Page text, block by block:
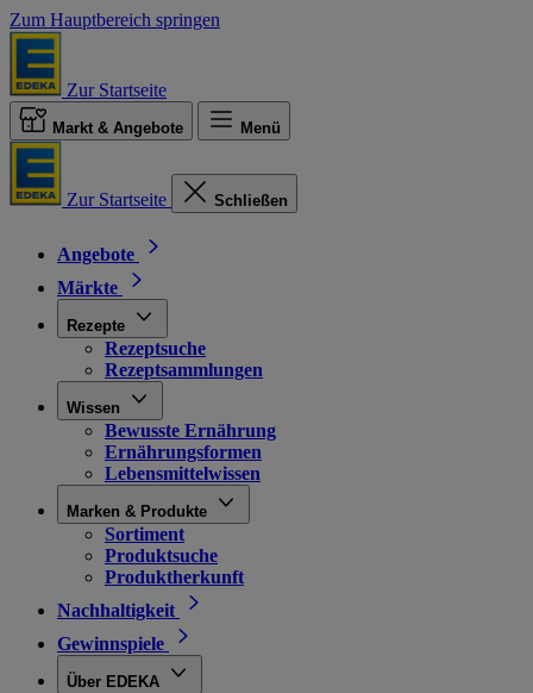
Zum Hauptbereich springen
Zur Startseite
Markt & Angebote Menü
Zur Startseite Schließen
Angebote
Märkte
Rezepte
Rezeptsuche
Rezeptsammlungen
Wissen
Bewusste Ernährung
Ernährungsformen
Lebensmittelwissen
Marken & Produkte
Sortiment
Produktsuche
Produktherkunft
Nachhaltigkeit
Gewinnspiele
Über EDEKA